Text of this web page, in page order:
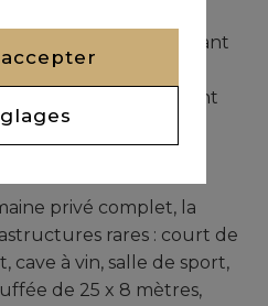
de 6 suites,
comprenant
100 m² proposant
ainsi qu’une cuisine
privé complet, la
rares : court de
cave à vin, salle de sport,
de 25 x 8 mètres,